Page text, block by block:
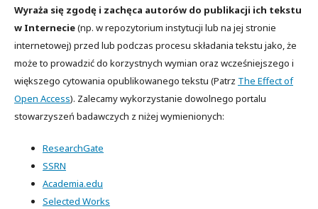
Wyraża się zgodę i zachęca autorów do publikacji ich tekstu
w Internecie(np. w repozytorium instytucji lub na jej stronie
internetowej) przed lub podczas procesu składania tekstu jako, że
może to prowadzić do korzystnych wymian oraz wcześniejszego i
większego cytowania opublikowanego tekstu (Patrz The Effect of
Open Access). Zalecamy wykorzystanie dowolnego portalu
stowarzyszeń badawczych z niżej wymienionych:
ResearchGate
SSRN
Academia.edu
Selected Works